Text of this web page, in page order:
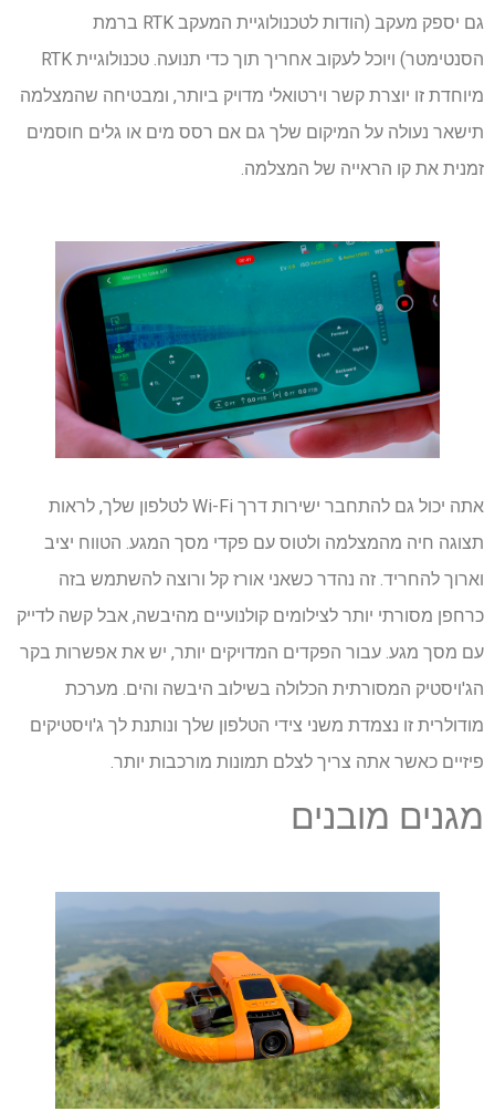
גם יספק מעקב (הודות לטכנולוגיית המעקב RTK ברמת
הסנטימטר) ויוכל לעקוב אחריך תוך כדי תנועה. טכנולוגיית RTK
מיוחדת זו יוצרת קשר וירטואלי מדויק ביותר, ומבטיחה שהמצלמה
תישאר נעולה על המיקום שלך גם אם רסס מים או גלים חוסמים
זמנית את קו הראייה של המצלמה.
אתה יכול גם להתחבר ישירות דרך Wi-Fi לטלפון שלך, לראות
תצוגה חיה מהמצלמה ולטוס עם פקדי מסך המגע. הטווח יציב
וארוך להחריד. זה נהדר כשאני אורז קל ורוצה להשתמש בזה
כרחפן מסורתי יותר לצילומים קולנועיים מהיבשה, אבל קשה לדייק
עם מסך מגע. עבור הפקדים המדויקים יותר, יש את אפשרות בקר
הג'ויסטיק המסורתית הכלולה בשילוב היבשה והים. מערכת
מודולרית זו נצמדת משני צידי הטלפון שלך ונותנת לך ג'ויסטיקים
פיזיים כאשר אתה צריך לצלם תמונות מורכבות יותר.
מגנים מובנים